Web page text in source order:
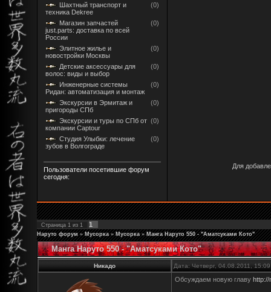
Шахтный транспорт и
техника Dekree
(0)
Магазин запчастей
just.parts: доставка по всей
России
(0)
Элитное жилье и
новостройки Москвы
(0)
Детские аксессуары для
волос: виды и выбор
(0)
Инженерные системы
Ридан: автоматизация и монтаж
(0)
Экскурсии в Эрмитаж и
пригороды СПб
(0)
Экскурсии и туры по СПб от
компании Captour
(0)
Студия Улыбки: лечение
зубов в Волгограде
(0)
Пользователи посетившие форум
сегодня:
Для
Страница 1 из 1 1
Наруто форум » Мусорка » Мусорка » Манга Наруто 550 - "Аматсуками Кото"
Манга Наруто 550 - "Аматсуками Кото"
Никадо Дата: Четверг, 04.08.2011,
Обсуждаем новую главу http://